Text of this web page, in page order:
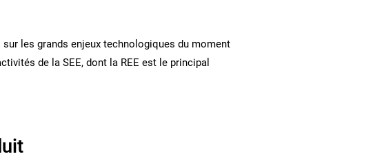
les grands enjeux technologiques du moment
de la SEE, dont la REE est le principal